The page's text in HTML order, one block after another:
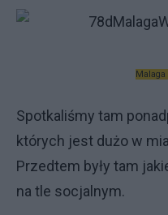
Malaga
Spotkaliśmy tam
których jest dużo w
Przedtem były tam
na tle socjalnym.